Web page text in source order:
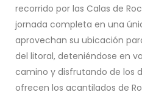
recorrido por las Calas de
jornada completa en una
aprovechan su ubicación
del litoral, deteniéndose en
camino y disfrutando de los
ofrecen los acantilados de